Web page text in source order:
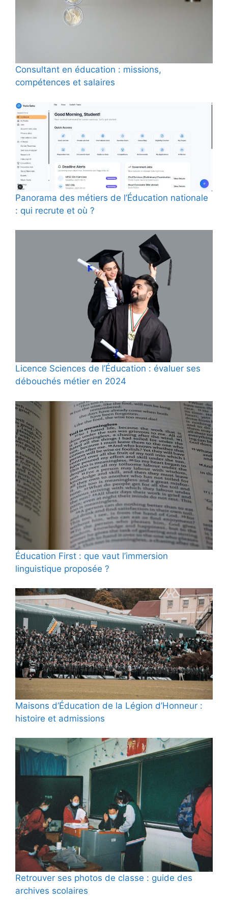
Consultant en éducation : missions,
compétences et salaires
Panorama des métiers de l’Éducation nationale
: qui recrute et où ?
Licence Sciences de l’Éducation : évaluer ses
débouchés métier en 2024
Éducation First : que vaut l’immersion
linguistique proposée ?
Maisons d’Éducation de la Légion d’Honneur :
histoire et admissions
Retrouver ses photos de classe : guide des
archives scolaires